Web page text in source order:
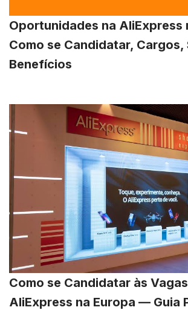
Oportunidades na AliExpress
Como se Candidatar, Cargos,
Benefícios
Como se Candidatar às
AliExpress na Europa — Guia